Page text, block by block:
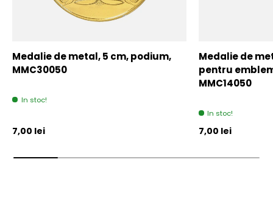
Medalie de metal, 5 cm, podium,
MMC30050
In stoc!
Pret initial
7,00 lei
Medalie de
pentru
MMC14050
In stoc!
Pret initial
7,00 lei